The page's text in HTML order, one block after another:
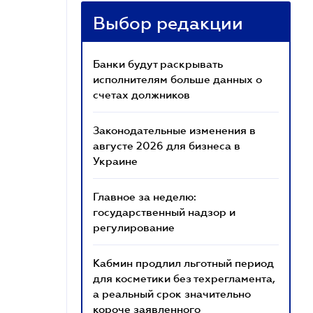
Выбор редакции
Банки будут раскрывать
исполнителям больше данных о
счетах должников
Законодательные изменения в
августе 2026 для бизнеса в
Украине
Главное за неделю:
государственный надзор и
регулирование
Кабмин продлил льготный период
для косметики без техрегламента,
а реальный срок значительно
короче заявленного